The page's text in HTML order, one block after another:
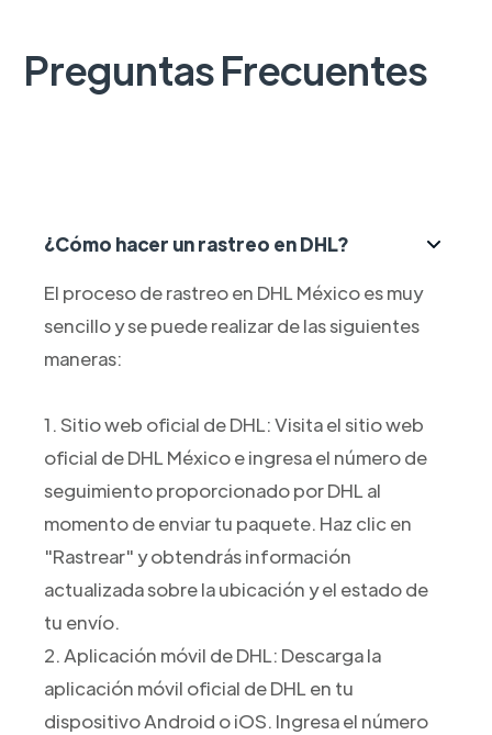
Preguntas Frecuentes
¿Cómo hacer un rastreo en DHL?
El proceso de rastreo en DHL México es muy
sencillo y se puede realizar de las siguientes
maneras:
1. Sitio web oficial de DHL: Visita el sitio web
oficial de DHL México e ingresa el número de
seguimiento proporcionado por DHL al
momento de enviar tu paquete. Haz clic en
"Rastrear" y obtendrás información
actualizada sobre la ubicación y el estado de
tu envío.
2. Aplicación móvil de DHL: Descarga la
aplicación móvil oficial de DHL en tu
dispositivo Android o iOS. Ingresa el número